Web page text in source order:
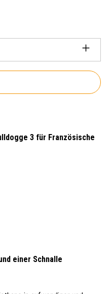
Wert ein oder
3 für Französische
einer Schnalle